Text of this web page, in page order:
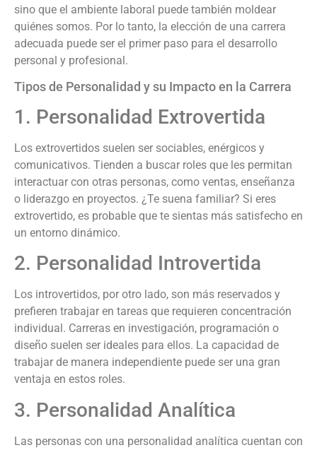
sino que el ambiente laboral puede también moldear
quiénes somos. Por lo tanto, la elección de una carrera
adecuada puede ser el primer paso para el desarrollo
personal y profesional.
Tipos de Personalidad y su Impacto en la Carrera
1. Personalidad Extrovertida
Los extrovertidos suelen ser sociables, enérgicos y
comunicativos. Tienden a buscar roles que les permitan
interactuar con otras personas, como ventas, enseñanza
o liderazgo en proyectos. ¿Te suena familiar? Si eres
extrovertido, es probable que te sientas más satisfecho en
un entorno dinámico.
2. Personalidad Introvertida
Los introvertidos, por otro lado, son más reservados y
prefieren trabajar en tareas que requieren concentración
individual. Carreras en investigación, programación o
diseño suelen ser ideales para ellos. La capacidad de
trabajar de manera independiente puede ser una gran
ventaja en estos roles.
3. Personalidad Analítica
Las personas con una personalidad analítica cuentan con